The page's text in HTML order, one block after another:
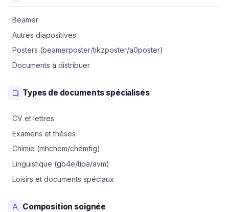
Beamer
Autres diapositives
Posters (beamerposter/tikzposter/a0poster)
Documents à distribuer
Types de documents spécialisés
CV et lettres
Examens et thèses
Chimie (mhchem/chemfig)
Linguistique (gb4e/tipa/avm)
Loisirs et documents spéciaux
Composition soignée